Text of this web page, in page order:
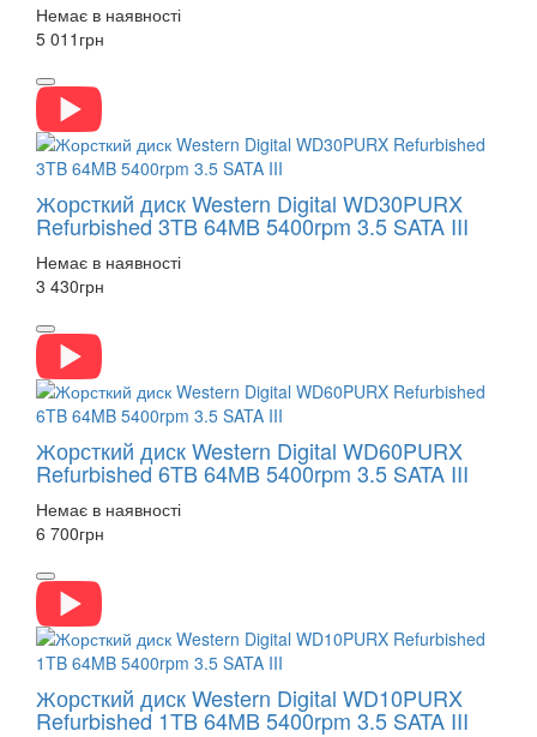
Немає в наявності
5 011 грн
Жорсткий диск Western Digital WD30PURX
Refurbished 3TB 64MB 5400rpm 3.5 SATA III
Немає в наявності
3 430грн
Жорсткий диск Western Digital WD60PURX
Refurbished 6TB 64MB 5400rpm 3.5 SATA III
Немає в наявності
6 700грн
Жорсткий диск Western Digital WD10PURX
Refurbished 1TB 64MB 5400rpm 3.5 SATA III